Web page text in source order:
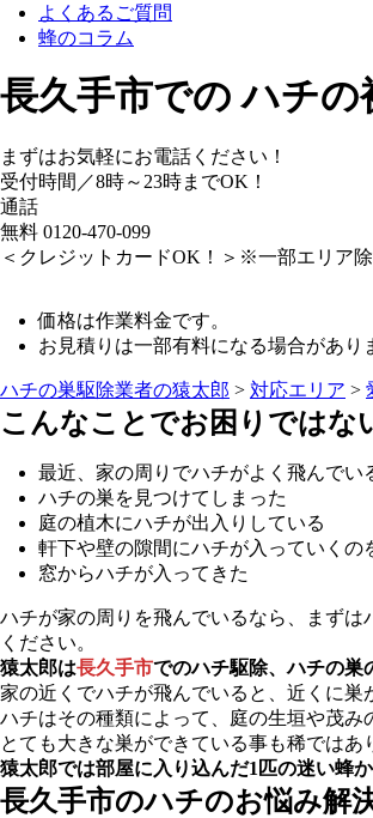
よくあるご質問
蜂のコラム
長久手市での ハチの
まずはお気軽にお電話ください！
受付時間／8時～23時までOK！
通話
無料 0120-470-099
＜クレジットカードOK！＞※一部エリア除
価格は作業料金です。
お見積りは一部有料になる場合があり
ハチの巣駆除業者の猿太郎 > 対応エリア >
こんなことでお困りではな
最近、家の周りでハチがよく飛んでい
ハチの巣を見つけてしまった
庭の植木にハチが出入りしている
軒下や壁の隙間にハチが入っていくの
窓からハチが入ってきた
ハチが家の周りを飛んでいるなら、まず
ください。
猿太郎は長久手市でのハチ駆除、ハチの巣
家の近くでハチが飛んでいると、近くに巣
ハチはその種類によって、庭の生垣や茂
とても大きな巣ができている事も稀ではあ
猿太郎では部屋に入り込んだ1匹の迷い蜂
長久手市のハチのお悩み解